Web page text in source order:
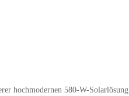
hochmodernen 580-W-Solarlösung.